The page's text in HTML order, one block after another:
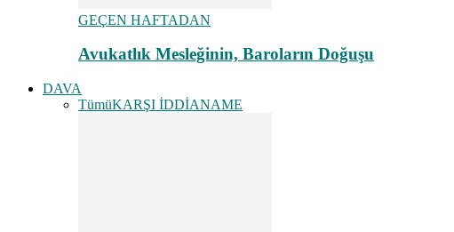
GEÇEN HAFTADAN
Avukatlık Mesleğinin, Baroların Doğuşu
DAVA
TümüKARŞI İDDİANAME